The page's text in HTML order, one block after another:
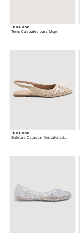
$ 94.900
Tenis Casuales para Mujer
$ 69.900
Baletas Caladas Destalonadas